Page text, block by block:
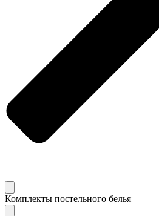
Комплекты постельного белья